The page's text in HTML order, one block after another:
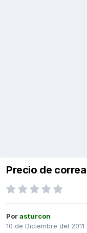
Precio de
Porasturcon
10 de Diciembre del 2011